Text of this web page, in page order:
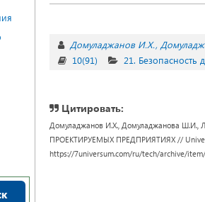
Домуладжанов И.Х.
10(91)
21. Безопасность
Цитировать:
Домуладжанов И.Х., Домуладжанова
ПРОЕКТИРУЕМЫХ ПРЕДПРИЯТИЯХ //
https://7universum.com/ru/tech/archive/